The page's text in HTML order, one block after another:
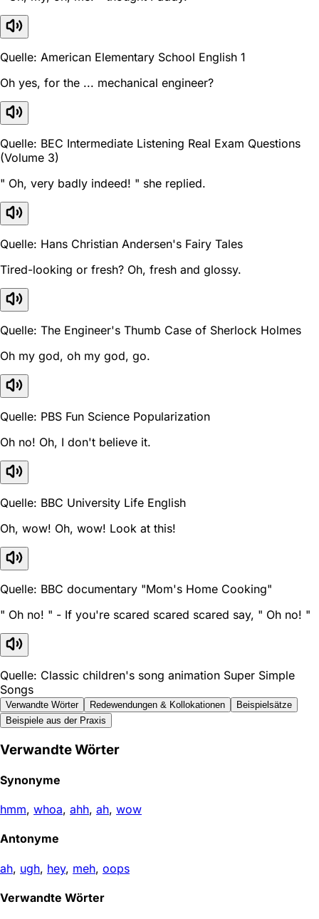
Quelle: American Elementary School English 1
Oh yes, for the ... mechanical engineer?
Quelle: BEC Intermediate Listening Real Exam Questions
(Volume 3)
" Oh, very badly indeed! " she replied.
Quelle: Hans Christian Andersen's Fairy Tales
Tired-looking or fresh? Oh, fresh and glossy.
Quelle: The Engineer's Thumb Case of Sherlock Holmes
Oh my god, oh my god, go.
Quelle: PBS Fun Science Popularization
Oh no! Oh, I don't believe it.
Quelle: BBC University Life English
Oh, wow! Oh, wow! Look at this!
Quelle: BBC documentary "Mom's Home Cooking"
" Oh no! " - If you're scared scared scared say, " Oh no! "
Quelle: Classic children's song animation Super Simple
Songs
Verwandte Wörter Redewendungen & Kollokationen
Beispielsätze
Beispiele aus der Praxis
Verwandte Wörter
Synonyme
hmm, whoa, ahh, ah, wow
Antonyme
ah, ugh, hey, meh, oops
Verwandte Wörter